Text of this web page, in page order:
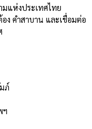
แห่งประเทศไทย
ง คำสาบาน และเชื่อมต่อ
ภ์
ฯ